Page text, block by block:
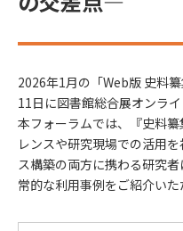
2026年1月の「Web版 史料
11日に図書館総合展オンラ
本フォーラムでは、『史料
レンスや研究現場での活用
ス構築の両方に携わる研究
常的な利用事例をご紹介いた